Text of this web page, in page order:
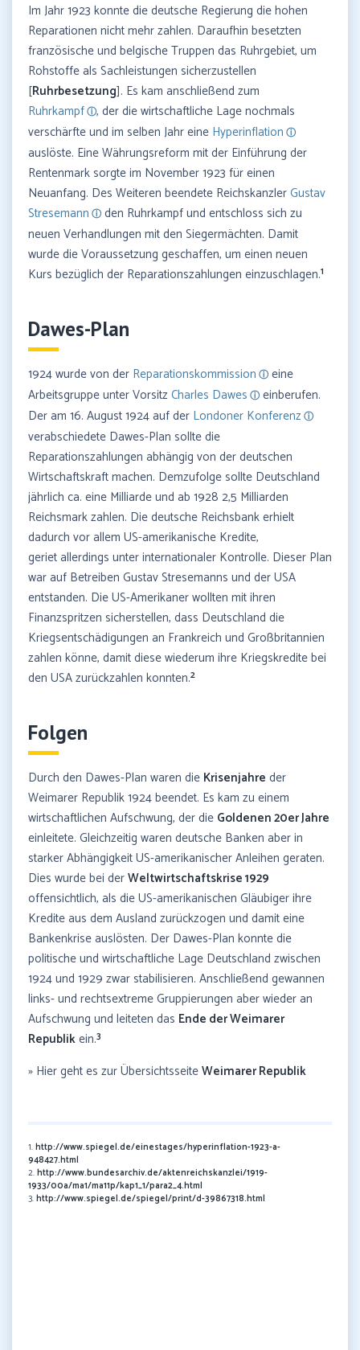
Im Jahr 1923 konnte die deutsche Regierung die hohen
Reparationen nicht mehr zahlen. Daraufhin besetzten
französische und belgische Truppen das Ruhrgebiet, um
Rohstoffe als Sachleistungen sicherzustellen
[Ruhrbesetzung]. Es kam anschließend zum
Ruhrkampf , der die wirtschaftliche Lage nochmals
verschärfte und im selben Jahr eine Hyperinflation
auslöste. Eine Währungsreform mit der Einführung der
Rentenmark sorgte im November 1923 für einen
Neuanfang. Des Weiteren beendete ReichskanzlerGustav
Stresemann
den Ruhrkampf und entschloss sich zu
neuen Verhandlungen mit den Siegermächten. Damit
wurde die Voraussetzung geschaffen, um einen neuen
Kurs bezüglich der Reparationszahlungen einzuschlagen.1
Dawes-Plan
1924 wurde von der Reparationskommission
eine
Arbeitsgruppe unter Vorsitz Charles Dawes
einberufen.
Der am 16. August 1924 auf der Londoner Konferenz
verabschiedete Dawes-Plan sollte die
Reparationszahlungen abhängig von der deutschen
Wirtschaftskraft machen. Demzufolge sollte Deutschland
jährlich ca. eine Milliarde und ab 1928 2,5 Milliarden
Reichsmark zahlen. Die deutsche Reichsbank erhielt
dadurch vor allem US-amerikanische Kredite,
geriet allerdings unter internationaler Kontrolle. Dieser Plan
war auf Betreiben Gustav Stresemanns und der USA
entstanden. Die US-Amerikaner wollten mit ihren
Finanzspritzen sicherstellen, dass Deutschland die
Kriegsentschädigungen an Frankreich und Großbritannien
zahlen könne, damit diese wiederum ihre Kriegskredite bei
den USA zurückzahlen konnten.2
Folgen
Durch den Dawes-Plan waren die Krisenjahre der
Weimarer Republik 1924 beendet. Es kam zu einem
wirtschaftlichen Aufschwung, der die Goldenen 20er Jahre
einleitete. Gleichzeitig waren deutsche Banken aber in
starker Abhängigkeit US-amerikanischer Anleihen geraten.
Dies wurde bei derWeltwirtschaftskrise 1929
offensichtlich, als die US-amerikanischen Gläubiger ihre
Kredite aus dem Ausland zurückzogen und damit eine
Bankenkrise auslösten. Der Dawes-Plan konnte die
politische und wirtschaftliche Lage Deutschland zwischen
1924 und 1929 zwar stabilisieren. Anschließend gewannen
links- und rechtsextreme Gruppierungen aber wieder an
Aufschwung und leiteten das Ende der Weimarer
Republikein.3
» Hier geht es zur ÜbersichtsseiteWeimarer Republik
1.http://www.spiegel.de/einestages/hyperinflation-1923-a-
948427.html
2.http://www.bundesarchiv.de/aktenreichskanzlei/1919-
1933/00a/ma1/ma11p/kap1_1/para2_4.html
3.http://www.spiegel.de/spiegel/print/d-39867318.html